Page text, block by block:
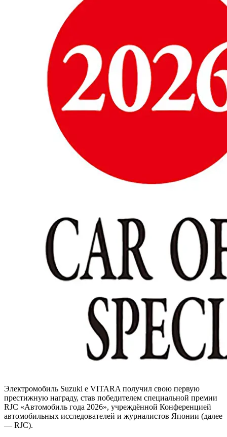
Электромобиль Suzuki e VITARA получил свою первую
престижную награду, став победителем специальной премии
RJC «Автомобиль года 2026», учреждённой Конференцией
автомобильных исследователей и журналистов Японии (далее
— RJC).